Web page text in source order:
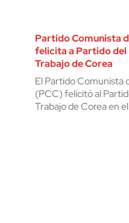
Partido Comunista
felicita a Partido del
Trabajo de Corea
El Partido Comunista
(PCC) felicitó al
Trabajo de Corea en